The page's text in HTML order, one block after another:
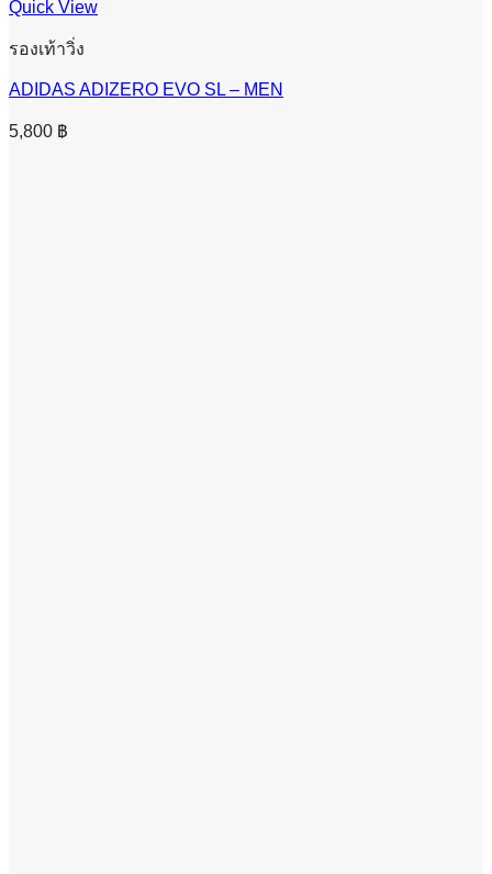
Quick View
รองเท้าวิ่ง
ADIDAS ADIZERO EVO SL – MEN
5,800 ฿